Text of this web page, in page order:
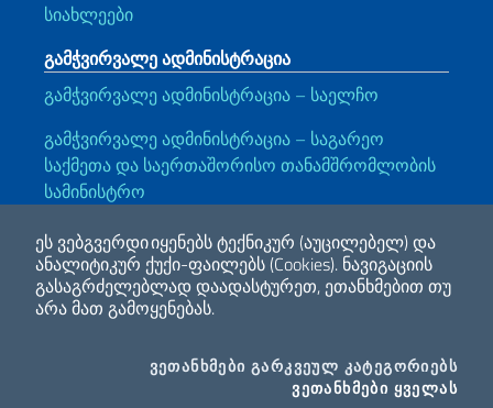
ეს ვებგვერდი იყენებს ტექნიკურ (აუცილებელ) და
ანალიტიკურ ქუქი-ფაილებს (Cookies). ნავიგაციის
გასაგრძელებლად დაადასტურეთ, ეთანხმებით თუ
არა მათ გამოყენებას.
ᲕᲔᲗᲐᲜᲮᲛᲔᲑᲘ ᲒᲐᲠᲙᲕᲔᲣᲚ ᲙᲐᲢᲔᲒᲝᲠᲘᲔᲑᲡ
ᲕᲔᲗᲐᲜᲮᲛᲔᲑᲘ ᲧᲕᲔᲚᲐᲡI
სიახლეები
გამჭვირვალე ადმინისტრაცია
გამჭვირვალე ადმინისტრაცია – საელჩო
გამჭვირვალე ადმინისტრაცია – საგარეო
საქმეთა და საერთაშორისო თანამშრომლობის
სამინისტრო
Გამოსადეგი ბმულები
Note legaliPrivacy e cookie policyDichiarazione di accessibilità
2026 საავტორო უფლება საგარეო საქმეთა და საერთაშორისო